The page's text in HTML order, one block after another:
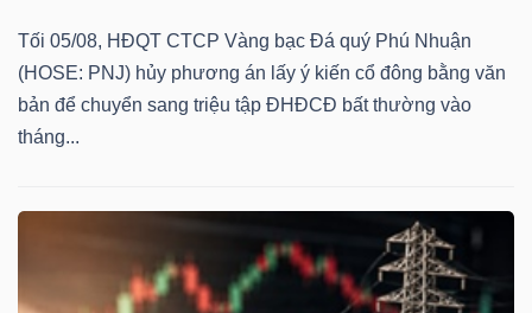
Tối 05/08, HĐQT CTCP Vàng bạc Đá quý Phú Nhuận
(HOSE: PNJ) hủy phương án lấy ý kiến cổ đông bằng văn
bản để chuyển sang triệu tập ĐHĐCĐ bất thường vào
tháng...
Truyền